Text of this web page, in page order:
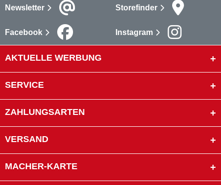
Newsletter Storefinder
Facebook Instagram
AKTUELLE WERBUNG
SERVICE
ZAHLUNGSARTEN
VERSAND
MACHER-KARTE